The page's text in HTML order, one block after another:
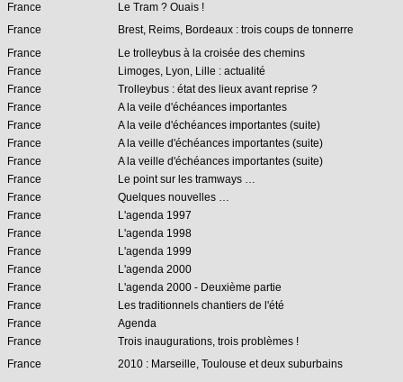
France
Le Tram ? Ouais !
France
Brest, Reims, Bordeaux : trois coups de tonnerre
France
Le trolleybus à la croisée des chemins
France
Limoges, Lyon, Lille : actualité
France
Trolleybus : état des lieux avant reprise ?
France
A la veile d'échéances importantes
France
A la veile d'échéances importantes (suite)
France
A la veille d'échéances importantes (suite)
France
A la veille d'échéances importantes (suite)
France
Le point sur les tramways …
France
Quelques nouvelles …
France
L'agenda 1997
France
L'agenda 1998
France
L'agenda 1999
France
L'agenda 2000
France
L'agenda 2000 - Deuxième partie
France
Les traditionnels chantiers de l'été
France
Agenda
France
Trois inaugurations, trois problèmes !
France
2010 : Marseille, Toulouse et deux suburbains